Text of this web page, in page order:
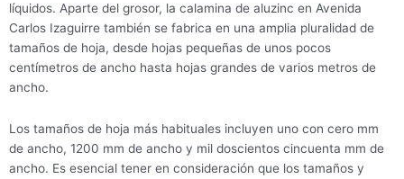
líquidos. Aparte del grosor, la calamina de aluzinc en Avenida
Carlos Izaguirre también se fabrica en una amplia pluralidad de
tamaños de hoja, desde hojas pequeñas de unos pocos
centímetros de ancho hasta hojas grandes de varios metros de
ancho.
Los tamaños de hoja más habituales incluyen uno con cero mm
de ancho, 1200 mm de ancho y mil doscientos cincuenta mm de
ancho. Es esencial tener en consideración que los tamaños y